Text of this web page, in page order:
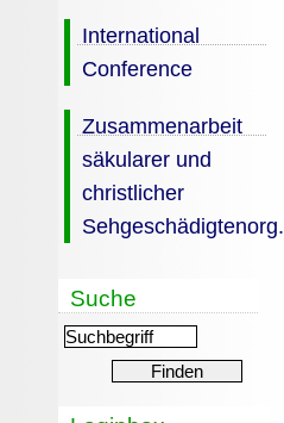
International
Conference
Zusammenarbeit
säkularer und
christlicher
Sehgeschädigtenorg.
Suche